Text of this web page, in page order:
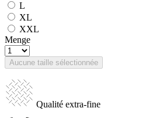
L
XL
XXL
Menge
Aucune taille sélectionnée
Qualité extra-fine